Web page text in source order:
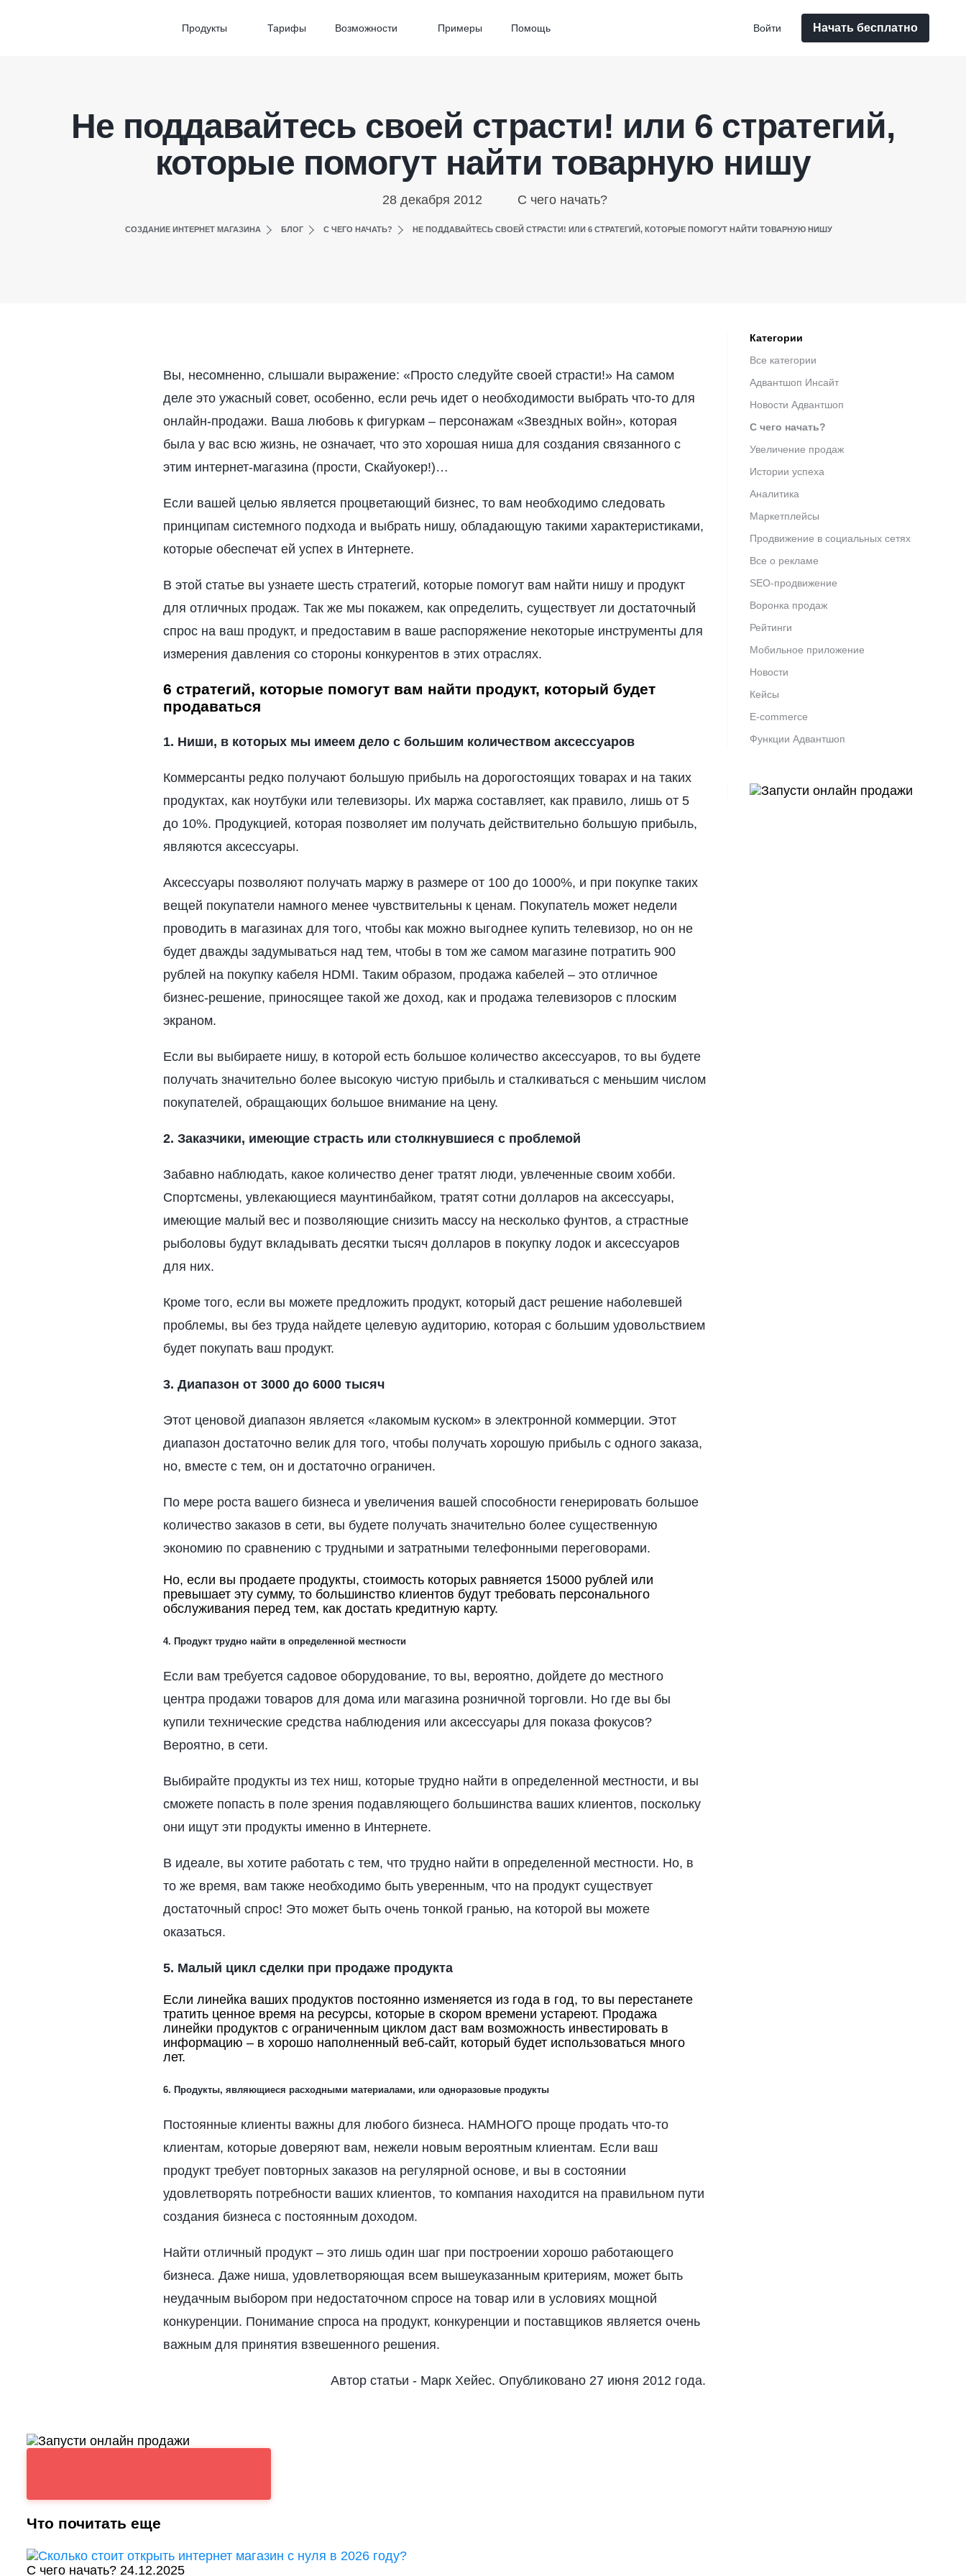
Продукты Тарифы Возможности Примеры Помощь Начать бесплатно
Войти
Не поддавайтесь своей страсти! или 6 стратегий,
которые помогут найти товарную нишу
28 декабря 2012 С чего начать?
СОЗДАНИЕ ИНТЕРНЕТ МАГАЗИНА БЛОГ С ЧЕГО НАЧАТЬ? НЕ ПОДДАВАЙТЕСЬ СВОЕЙ СТРАСТИ! ИЛИ 6 СТРАТЕГИЙ, КОТОРЫЕ ПОМОГУТ НАЙТИ ТОВАРНУЮ НИШУ
Категории
Все категории
Адвантшоп Инсайт
Новости Адвантшоп
С чего начать?
Увеличение продаж
Истории успеха
Аналитика
Маркетплейсы
Продвижение в социальных сетях
Все о рекламе
SEO-продвижение
Воронка продаж
Рейтинги
Мобильное приложение
Новости
Кейсы
E-commerce
Функции Адвантшоп
Вы, несомненно, слышали выражение: «Просто следуйте своей страсти!» На самом
деле это ужасный совет, особенно, если речь идет о необходимости выбрать что-то для
онлайн-продажи. Ваша любовь к фигуркам – персонажам «Звездных войн», которая
была у вас всю жизнь, не означает, что это хорошая ниша для создания связанного с
этим интернет-магазина (прости, Скайуокер!)…
Если вашей целью является процветающий бизнес, то вам необходимо следовать
принципам системного подхода и выбрать нишу, обладающую такими характеристиками,
которые обеспечат ей успех в Интернете.
В этой статье вы узнаете шесть стратегий, которые помогут вам найти нишу и продукт
для отличных продаж. Так же мы покажем, как определить, существует ли достаточный
спрос на ваш продукт, и предоставим в ваше распоряжение некоторые инструменты для
измерения давления со стороны конкурентов в этих отраслях.
6 стратегий, которые помогут вам найти продукт, который будет
продаваться
1. Ниши, в которых мы имеем дело с большим количеством аксессуаров
Коммерсанты редко получают большую прибыль на дорогостоящих товарах и на таких
продуктах, как ноутбуки или телевизоры. Их маржа составляет, как правило, лишь от 5
до 10%. Продукцией, которая позволяет им получать действительно большую прибыль,
являются аксессуары.
Аксессуары позволяют получать маржу в размере от 100 до 1000%, и при покупке таких
вещей покупатели намного менее чувствительны к ценам. Покупатель может недели
проводить в магазинах для того, чтобы как можно выгоднее купить телевизор, но он не
будет дважды задумываться над тем, чтобы в том же самом магазине потратить 900
рублей на покупку кабеля HDMI. Таким образом, продажа кабелей – это отличное
бизнес-решение, приносящее такой же доход, как и продажа телевизоров с плоским
экраном.
Если вы выбираете нишу, в которой есть большое количество аксессуаров, то вы будете
получать значительно более высокую чистую прибыль и сталкиваться с меньшим числом
покупателей, обращающих большое внимание на цену.
2. Заказчики, имеющие страсть или столкнувшиеся с проблемой
Забавно наблюдать, какое количество денег тратят люди, увлеченные своим хобби.
Спортсмены, увлекающиеся маунтинбайком, тратят сотни долларов на аксессуары,
имеющие малый вес и позволяющие снизить массу на несколько фунтов, а страстные
рыболовы будут вкладывать десятки тысяч долларов в покупку лодок и аксессуаров
для них.
Кроме того, если вы можете предложить продукт, который даст решение наболевшей
проблемы, вы без труда найдете целевую аудиторию, которая с большим удовольствием
будет покупать ваш продукт.
3. Диапазон от 3000 до 6000 тысяч
Этот ценовой диапазон является «лакомым куском» в электронной коммерции. Этот
диапазон достаточно велик для того, чтобы получать хорошую прибыль с одного заказа,
но, вместе с тем, он и достаточно ограничен.
По мере роста вашего бизнеса и увеличения вашей способности генерировать большое
количество заказов в сети, вы будете получать значительно более существенную
экономию по сравнению с трудными и затратными телефонными переговорами.
Но, если вы продаете продукты, стоимость которых равняется 15000 рублей или
превышает эту сумму, то большинство клиентов будут требовать персонального
обслуживания перед тем, как достать кредитную карту.
4. Продукт трудно найти в определенной местности
Если вам требуется садовое оборудование, то вы, вероятно, дойдете до местного
центра продажи товаров для дома или магазина розничной торговли. Но где вы бы
купили технические средства наблюдения или аксессуары для показа фокусов?
Вероятно, в сети.
Выбирайте продукты из тех ниш, которые трудно найти в определенной местности, и вы
сможете попасть в поле зрения подавляющего большинства ваших клиентов, поскольку
они ищут эти продукты именно в Интернете.
В идеале, вы хотите работать с тем, что трудно найти в определенной местности. Но, в
то же время, вам также необходимо быть уверенным, что на продукт существует
достаточный спрос! Это может быть очень тонкой гранью, на которой вы можете
оказаться.
5. Малый цикл сделки при продаже продукта
Если линейка ваших продуктов постоянно изменяется из года в год, то вы перестанете
тратить ценное время на ресурсы, которые в скором времени устареют. Продажа
линейки продуктов с ограниченным циклом даст вам возможность инвестировать в
информацию – в хорошо наполненный веб-сайт, который будет использоваться много
лет.
6. Продукты, являющиеся расходными материалами, или одноразовые продукты
Постоянные клиенты важны для любого бизнеса. НАМНОГО проще продать что-то
клиентам, которые доверяют вам, нежели новым вероятным клиентам. Если ваш
продукт требует повторных заказов на регулярной основе, и вы в состоянии
удовлетворять потребности ваших клиентов, то компания находится на правильном пути
создания бизнеса с постоянным доходом.
Найти отличный продукт – это лишь один шаг при построении хорошо работающего
бизнеса. Даже ниша, удовлетворяющая всем вышеуказанным критериям, может быть
неудачным выбором при недостаточном спросе на товар или в условиях мощной
конкуренции. Понимание спроса на продукт, конкуренции и поставщиков является очень
важным для принятия взвешенного решения.
Автор статьи - Марк Хейес. Опубликовано 27 июня 2012 года.
Что почитать еще
С чего начать? 24.12.2025